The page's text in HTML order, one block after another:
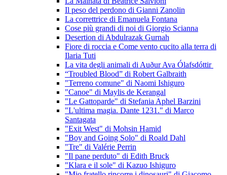
Il peso del perdono di Gianni Zanolin
La correttrice di Emanuela Fontana
Cose più grandi di noi di Giorgio Scianna
Desertion di Abdulrazak Gurnah
Fiore di roccia e Come vento cucito alla terra di
Ilaria Tuti
La vita degli animali di Auður Ava Ólafsdóttir
“Troubled Blood” di Robert Galbraith
"Terreno comune" di Naomi Ishiguro
"Canoe" di Maylis de Kerangal
"Le Gattoparde" di Stefania Aphel Barzini
"L'ultima magia. Dante 1231." di Marco
Santagata
"Exit West" di Mohsin Hamid
"Boy and Going Solo" di Roald Dahl
"Tre" di Valérie Perrin
"Il pane perduto" di Edith Bruck
"Klara e il sole" di Kazuo Ishiguro